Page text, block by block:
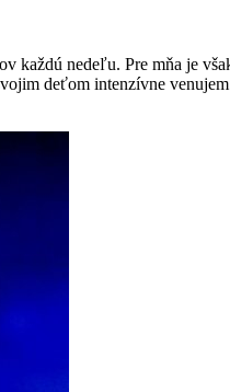
nedeľu. Pre mňa je
deťom intenzívne